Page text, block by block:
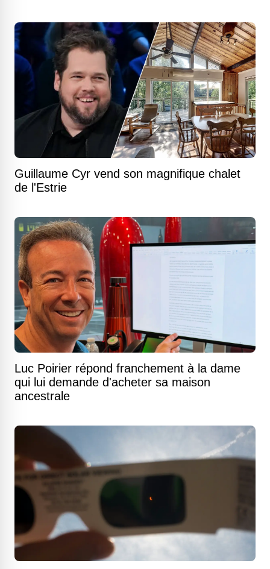
Guillaume Cyr vend son magnifique chalet
de l'Estrie
Luc Poirier répond franchement à la dame
qui lui demande d'acheter sa maison
ancestrale